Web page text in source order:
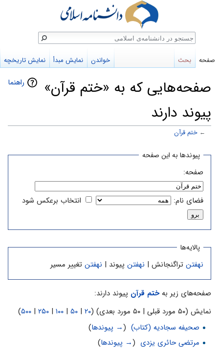
راهنما
صفحه‌هایی که به «ختم قرآن»
پیوند دارند
←ختم قرآن
ناوبری
جستجو
پیوندها به این صفحه
صفحه:
فضای نام: انتخاب برعکس شود
پالایه‌ها
نهفتنتراگنجانش | نهفتنپیوند | نهفتنتغییر مسیر
صفحه‌های زیر بهختم قرآن پیوند دارند:
نمایش (۵۰ مورد قبلی | ۵۰ مورد بعدی) (
۲۰ | ۵۰ | ۱۰۰ | ۲۵۰ | ۵۰۰)
صحیفه سجادیه (کتاب)‏
(→ پیوندها)
مرتضی حائری یزدی (→ پیوندها)
صفحه بحث خواندن نمایش مبدأ نمایش تاریخچه
جستجو